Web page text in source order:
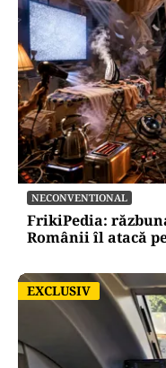
NECONVENTIONAL
FrikiPedia:
Românii îl atacă
EXCLUSIV
EXCLUSIV